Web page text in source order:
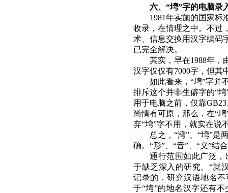
六、“塆”字的电脑录
1981年实施的国家标
收录，在情理之中。不过
术、信息交换用汉字编码
已完全解决。
其实，早在1988年，
汉字仅仅有7000字，但其
如此看来，“塆”字并
排斥这个并非生僻字的“
用于电脑之前，仅靠
尚情有可原，那么，在“
弃“塆”字不用，就实在说
总之，“湾”、“塆”是
确。“形”、“音”、“义”结
通行范围如此广泛，
于缺乏深入的研究。“就
记录的，研究汉语地名
于“塆”的地名汉字还有